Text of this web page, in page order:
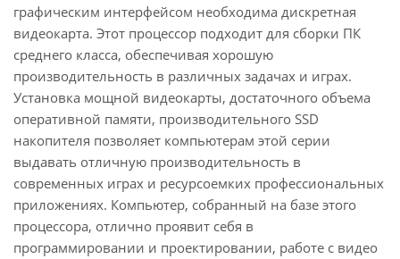
графическим интерфейсом необходима дискретная
видеокарта. Этот процессор подходит для сборки ПК
среднего класса, обеспечивая хорошую
производительность в различных задачах и играх.
Установка мощной видеокарты, достаточного объема
оперативной памяти, производительного SSD
накопителя позволяет компьютерам этой серии
выдавать отличную производительность в
современных играх и ресурсоемких профессиональных
приложениях. Компьютер, собранный на базе этого
процессора, отлично проявит себя в
программировании и проектировании, работе с видео